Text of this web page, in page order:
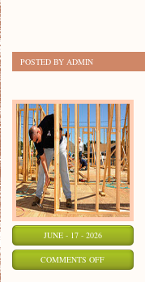
POSTED BY ADMIN
JUNE - 17 - 2026
COMMENTS OFFON